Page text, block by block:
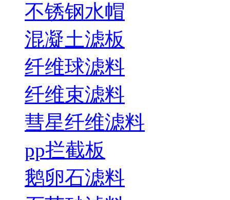
不锈钢水帽
混凝土滤板
纤维球滤料
纤维束滤料
彗星纤维滤料
pp拦截板
鹅卵石滤料